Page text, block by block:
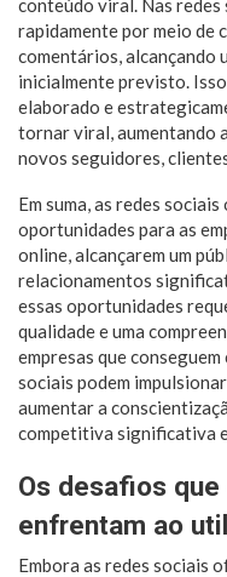
conteúdo viral. Nas redes
rapidamente por meio de
comentários, alcançando
inicialmente previsto.
elaborado e
tornar viral, aumentando
novos seguidores,
Em suma, as redes
oportunidades para as
online, alcançarem um
relacionamentos
essas oportunidades
qualidade e uma
empresas que
sociais podem
aumentar a
competitiva significativa
Os desafios
enfrentam ao
Embora as redes sociais